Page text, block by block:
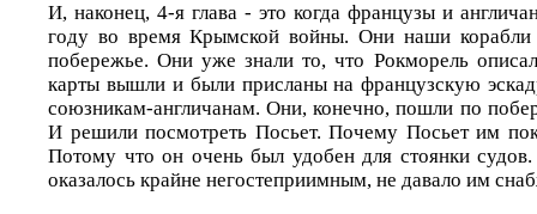
И, наконец, 4-я глава - это когда французы и
году во время Крымской войны. Они наши корабли
побережье. Они уже знали то, что Рокморель
карты вышли и были присланы на французскую
союзникам-англичанам. Они, конечно, пошли по
И решили посмотреть Посьет. Почему Посьет им
Потому что он очень был удобен для стоянки
оказалось крайне негостеприимным, не давало им